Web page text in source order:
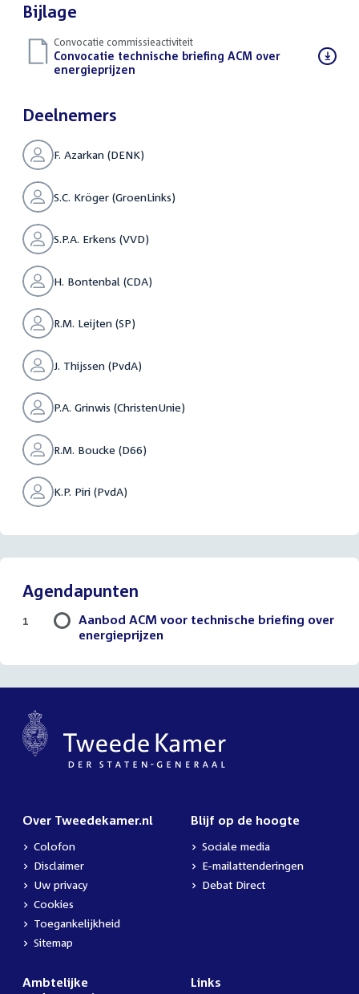
Bijlage
Convocatie commissieactiviteit
Download
bestand:
Convocatie technische briefing ACM over
energieprijzen
Deelnemers
F. Azarkan (DENK)
S.C. Kröger (GroenLinks)
S.P.A. Erkens (VVD)
H. Bontenbal (CDA)
R.M. Leijten (SP)
J. Thijssen (PvdA)
P.A. Grinwis (ChristenUnie)
R.M. Boucke (D66)
K.P. Piri (PvdA)
Agendapunten
Aanbod ACM voor technische briefing over
energieprijzen
1
Over Tweedekamer.nl
Colofon
Disclaimer
Uw privacy
Cookies
Toegankelijkheid
Sitemap
Blijf op de hoogte
Sociale media
E-mailattenderingen
Debat Direct
Ambtelijke
Links